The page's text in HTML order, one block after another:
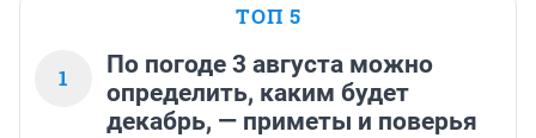
ТОП 5
1
По погоде 3 августа можно
определить, каким будет
декабрь, — приметы и поверья